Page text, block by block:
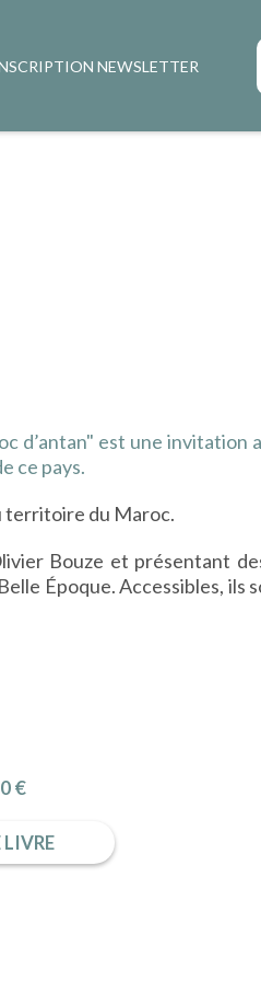
NEWSLETTER
d’antan" est une invitation
ce pays.
territoire du Maroc.
Bouze et présentant
Époque. Accessibles, ils
€
LIVRE